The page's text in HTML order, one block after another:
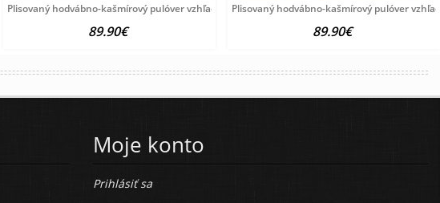
Création
Plisovaný hodvábno-kašmírový pulóver vzhľadom Création
89.90€
Plisovaný hodvábno-kašmírový pulóver
89.90€
Moje konto
Prihlásiť sa